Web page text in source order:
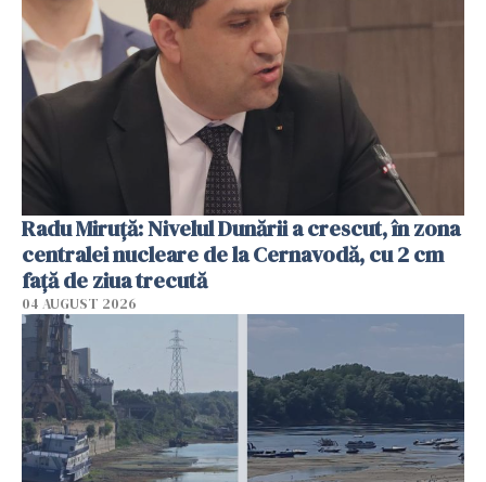
Radu Miruţă: Nivelul Dunării a crescut, în zona
centralei nucleare de la Cernavodă, cu 2 cm
faţă de ziua trecută
04 AUGUST 2026